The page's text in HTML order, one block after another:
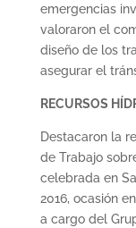
emergencias
valoraron el
diseño de los
asegurar el
RECURSOS
Destacaron la
de Trabajo
celebrada en
2016, ocasión
a cargo del